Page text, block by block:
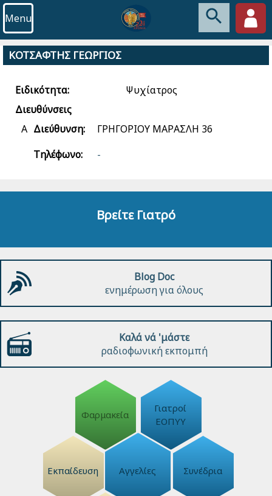
Menu
ΚΟΤΣΑΦΤΗΣ ΓΕΩΡΓΙΟΣ
Ειδικότητα:
Ψυχίατρος
Διευθύνσεις
Α Διεύθυνση:
ΓΡΗΓΟΡΙΟΥ ΜΑΡΑΣΛΗ 36
Τηλέφωνο:
-
Βρείτε Γιατρό
Blog Doc
ενημέρωση για όλους
Καλά νά 'μάστε
ραδιοφωνική εκπομπή
Φαρμακεία
Γιατροί
ΕΟΠΥΥ
Εκπαίδευση Αγγελίες Συνέδρια